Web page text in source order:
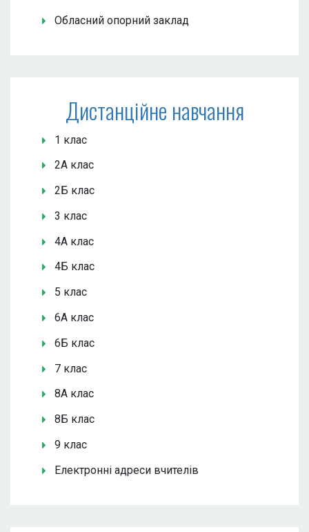
Обласний опорний заклад
Дистанційне навчання
1 клас
2А клас
2Б клас
3 клас
4А клас
4Б клас
5 клас
6А клас
6Б клас
7 клас
8А клас
8Б клас
9 клас
Електронні адреси вчителів